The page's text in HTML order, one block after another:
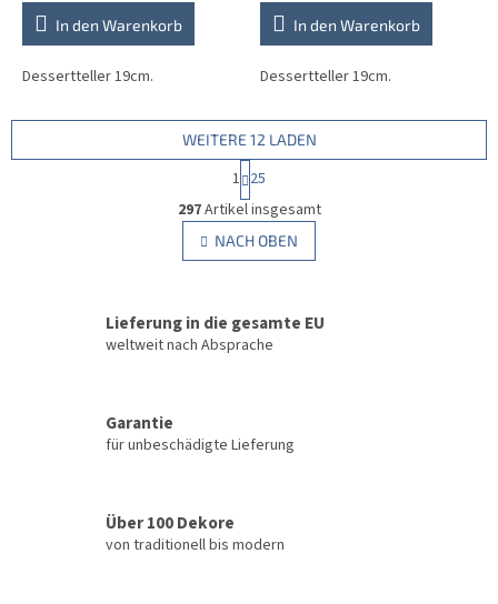
In den Warenkorb
Dessertteller 19cm.
In den Warenkorb
Dessertteller 19cm.
S
t
e
u
e
l
t
r
L
WEITERE 12 LADEN
P
a
g
i
n
i
u
n
g
1 25
297Artikel insgesamt
NACH OBEN
Lieferung in die gesamte EU
weltweit nach Absprache
Garantie
für unbeschädigte Lieferung
Über 100 Dekore
von traditionell bis modern